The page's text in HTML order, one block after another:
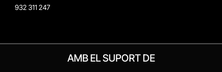
932 311 247
AMB EL SUPORT DE